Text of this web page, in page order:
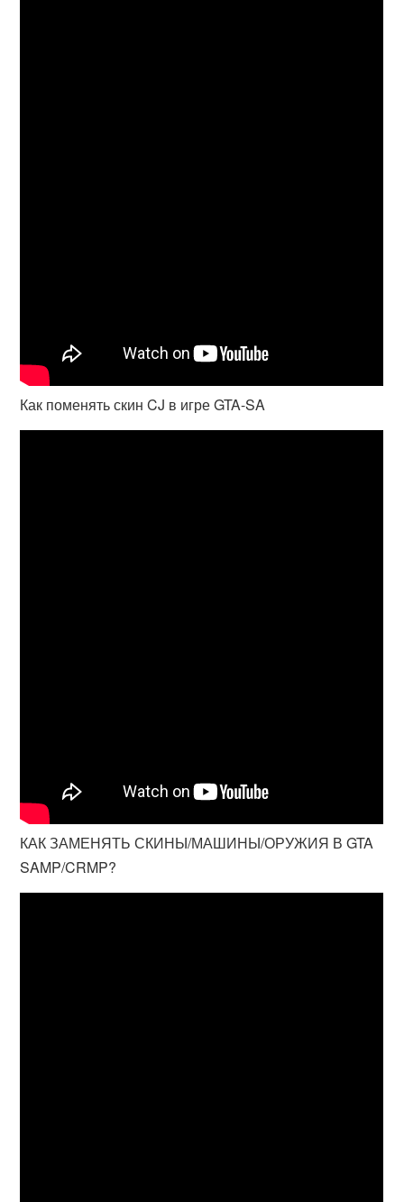
Как поменять скин CJ в игре GTA-SA
КАК ЗАМЕНЯТЬ СКИНЫ/МАШИНЫ/ОРУЖИЯ В GTA
SAMP/CRMP?